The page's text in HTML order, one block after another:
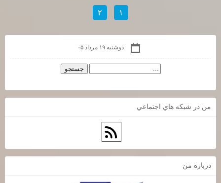
۱ ۲
دوشنبه ۱۹ مرداد ۰۵
من در شبكه هاي اجتماعي
درباره من